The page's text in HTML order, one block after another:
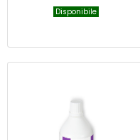
Disponibile